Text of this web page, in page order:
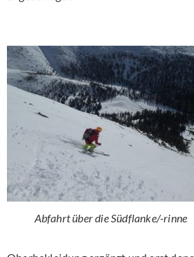
Abfahrt über die Südflanke/-rinne